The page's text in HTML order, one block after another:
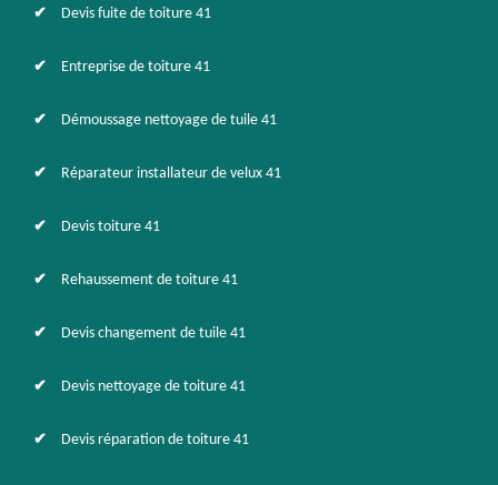
Devis fuite de toiture 41
Entreprise de toiture 41
Démoussage nettoyage de tuile 41
Réparateur installateur de velux 41
Devis toiture 41
Rehaussement de toiture 41
Devis changement de tuile 41
Devis nettoyage de toiture 41
Devis réparation de toiture 41